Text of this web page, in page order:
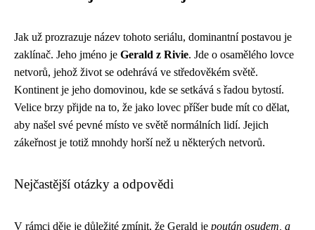
Jak už prozrazuje název tohoto seriálu, dominantní postavou je
zaklínač. Jeho jméno je Gerald z Rivie. Jde o osamělého lovce
netvorů, jehož život se odehrává ve středověkém světě.
Kontinent je jeho domovinou, kde se setkává s řadou bytostí.
Velice brzy přijde na to, že jako lovec příšer bude mít co dělat,
aby našel své pevné místo ve světě normálních lidí. Jejich
zákeřnost je totiž mnohdy horší než u některých netvorů.
Nejčastější otázky a odpovědi
V rámci děje je důležité zmínit, že Gerald je poután osudem, a